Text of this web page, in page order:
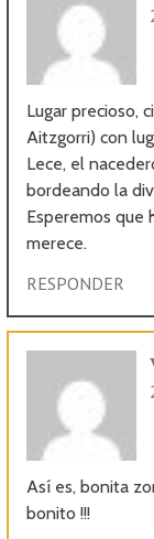
Lugar precioso,
Aitzgorri) con
Lece, el
bordeando la
Esperemos que
merece.
RESPONDER
Así es, bonita
bonito !!!